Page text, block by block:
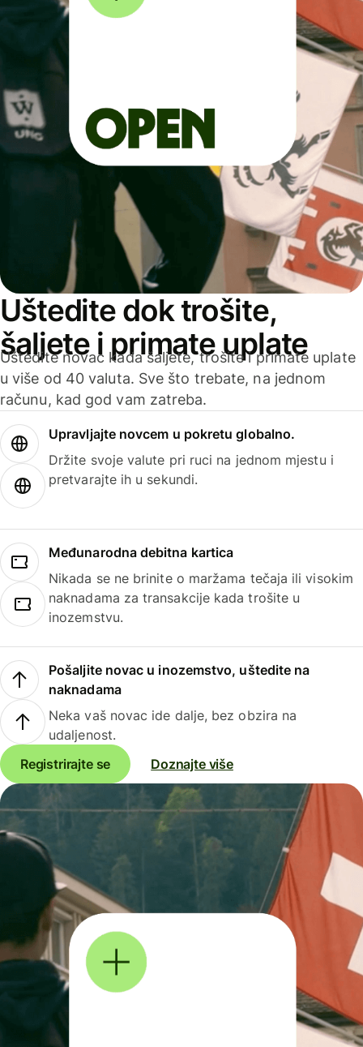
Uštedite dok trošite,
šaljete i primate uplate
Uštedite novac kada šaljete, trošite i primate uplate
u više od 40 valuta. Sve što trebate, na jednom
računu, kad god vam zatreba.
Upravljajte novcem u pokretu globalno.
Držite svoje valute pri ruci na jednom mjestu i
pretvarajte ih u sekundi.
Međunarodna debitna kartica
Nikada se ne brinite o maržama tečaja ili visokim
naknadama za transakcije kada trošite u
inozemstvu.
Pošaljite novac u inozemstvo, uštedite na
naknadama
Neka vaš novac ide dalje, bez obzira na
udaljenost.
Registrirajte se
Doznajte više